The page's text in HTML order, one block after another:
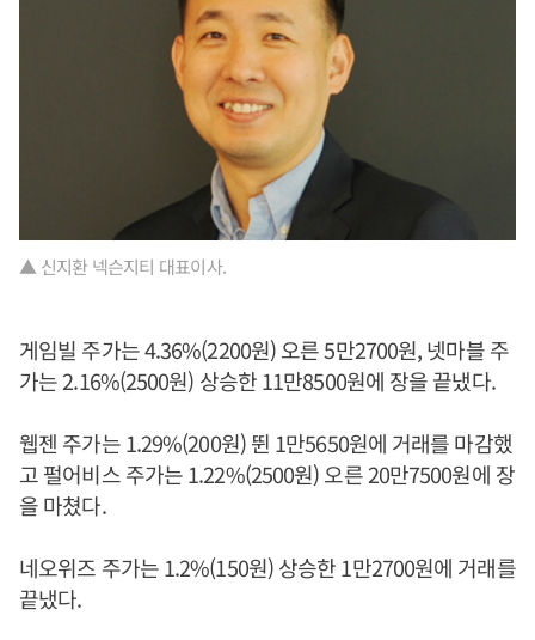
▲ 신지환 넥슨지티 대표이사.
게임빌 주가는 4.36%(2200원) 오른 5만2700원, 넷마블 주
가는 2.16%(2500원) 상승한 11만8500원에 장을 끝냈다.
웹젠 주가는 1.29%(200원) 뛴 1만5650원에 거래를 마감했
고 펄어비스 주가는 1.22%(2500원) 오른 20만7500원에 장
을 마쳤다.
네오위즈 주가는 1.2%(150원) 상승한 1만2700원에 거래를
끝냈다.